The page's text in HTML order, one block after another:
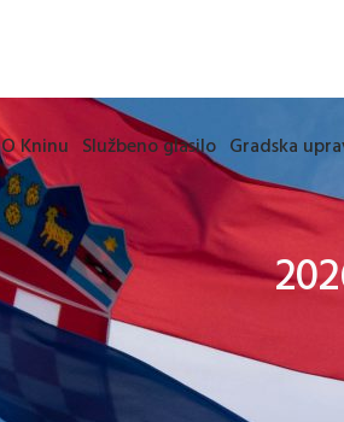
O Kninu Službeno glasilo Gradska